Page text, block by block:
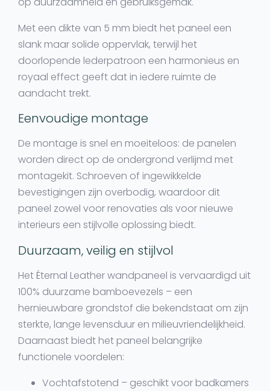
Met een dikte van 5 mm biedt het paneel een
slank maar solide oppervlak, terwijl het
doorlopende lederpatroon een harmonieus en
royaal effect geeft dat in iedere ruimte de
aandacht trekt.
Eenvoudige montage
De montage is snel en moeiteloos: de panelen
worden direct op de ondergrond verlijmd met
montagekit. Schroeven of ingewikkelde
bevestigingen zijn overbodig, waardoor dit
paneel zowel voor renovaties als voor nieuwe
interieurs een stijlvolle oplossing biedt.
Duurzaam, veilig en stijlvol
Het Éternal Leather wandpaneel is vervaardigd uit
100% duurzame bamboevezels – een
hernieuwbare grondstof die bekendstaat om zijn
sterkte, lange levensduur en milieuvriendelijkheid.
Daarnaast biedt het paneel belangrijke
functionele voordelen:
Vochtafstotend – geschikt voor badkamers